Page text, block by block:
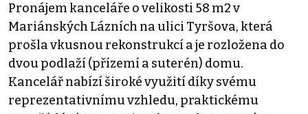
Pronájem kanceláře o velikosti 58 m2 v
Mariánských Lázních na ulici Tyršova, která
prošla vkusnou rekonstrukcí a je rozložena do
dvou podlaží (přízemí a suterén) domu.
Kancelář nabízí široké využití díky svému
reprezentativnímu vzhledu, praktickému